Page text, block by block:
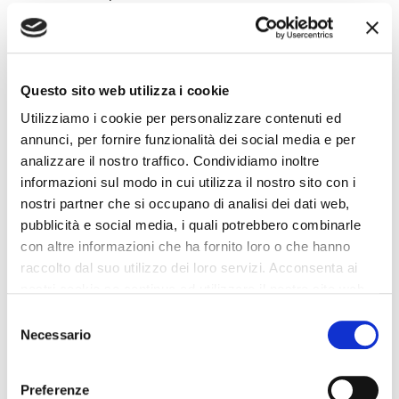
Questo sito web utilizza i cookie
Utilizziamo i cookie per personalizzare contenuti ed
annunci, per fornire funzionalità dei social media e per
analizzare il nostro traffico. Condividiamo inoltre
informazioni sul modo in cui utilizza il nostro sito con i
nostri partner che si occupano di analisi dei dati web,
pubblicità e social media, i quali potrebbero combinarle
con altre informazioni che ha fornito loro o che hanno
raccolto dal suo utilizzo dei loro servizi. Acconsenta ai
delNecessario
Preferenze
SCOPRI DI PIÙ